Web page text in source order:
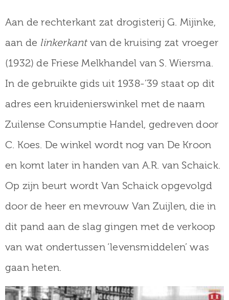
Aan de rechterkant zat drogisterij G. Mijinke,
aan de linkerkantvan de kruising zat vroeger
(1932) de Friese Melkhandel van S. Wiersma.
In de gebruikte gids uit 1938-’39 staat op dit
adres een kruidenierswinkel met de naam
Zuilense Consumptie Handel, gedreven door
C. Koes. De winkel wordt nog van De Kroon
en komt later in handen van A.R. van Schaick.
Op zijn beurt wordt Van Schaick opgevolgd
door de heer en mevrouw Van Zuijlen, die in
dit pand aan de slag gingen met de verkoop
van wat ondertussen ‘levensmiddelen’ was
gaan heten.